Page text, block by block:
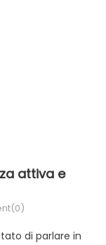
attiva e
di parlare in